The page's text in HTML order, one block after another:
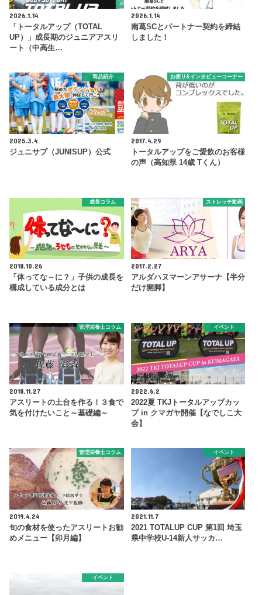
2026.1.14
「トータルアップ（TOTAL
UP）」成長期のジュニアアスリ
ート（中高生…
2026.1.14
南葛SCとパートナー契約を締結
しました！
商品紹介
2025.3.4
ジュニサプ（JUNISUP）公式
お便り&インタビューコーナー
2017.4.29
トータルアップをご愛飲のお客様
の声（高知県 14歳 Tくん）
成長コラム
2018.10.26
「体ってな～に？」子供の成長を
構成している成分とは
ストレッチ動画
2017.2.27
アルダハヌマーンアサーナ【半分
だけ開脚】
管理栄養士コラム
2018.11.27
アスリートの土台を作る！３食で
気を付けたいこと～基礎編～
イベント
2022.6.2
2022夏 TKJトータルアップカッ
プ in クマガヤ開催【なでしこ大
会】
管理栄養士コラム
2019.4.24
旬の食材を使ったアスリートお勧
めメニュー【卯月編】
イベント
2021.11.7
2021 TOTALUP CUP 第1回 埼玉
県中学校U-14新人サッカ…
イベント